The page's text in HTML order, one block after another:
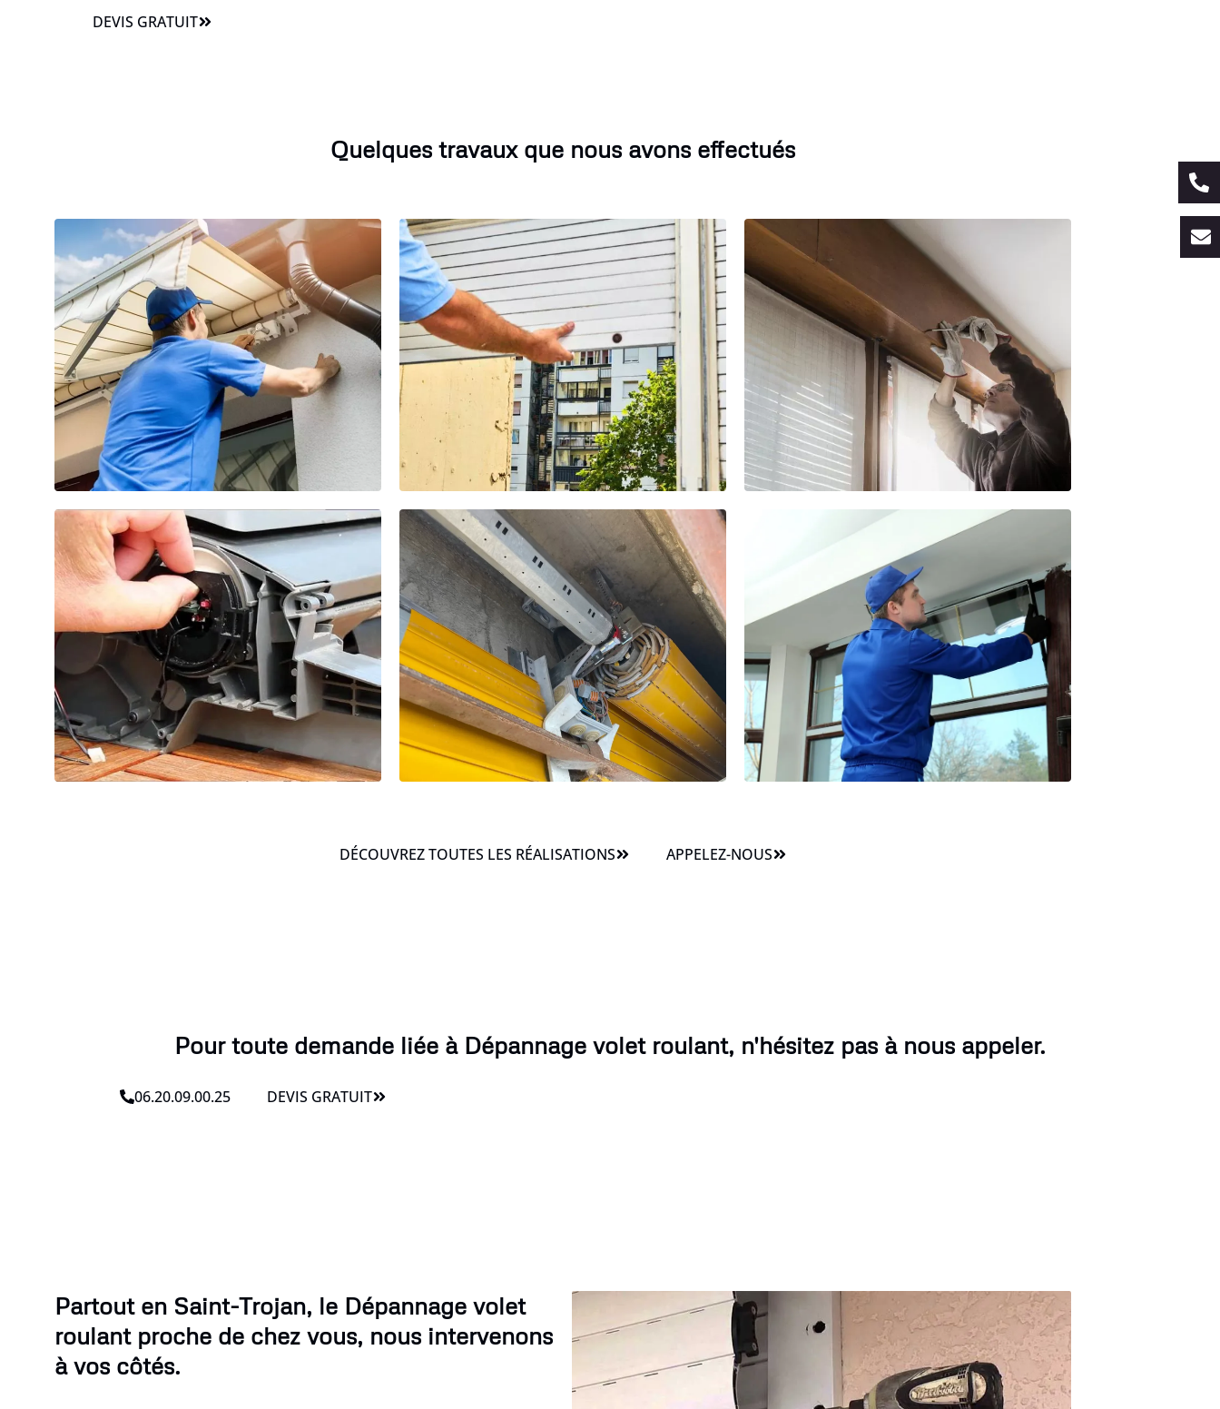
DEVIS GRATUIT
Quelques travaux que nous avons effectués
DÉCOUVREZ TOUTES LES RÉALISATIONS APPELEZ-NOUS
Pour toute demande liée à Dépannage volet roulant, n'hésitez pas à nous appeler.
06.20.09.00.25 DEVIS GRATUIT
Partout en Saint-Trojan, le Dépannage volet
roulant proche de chez vous, nous intervenons
à vos côtés.